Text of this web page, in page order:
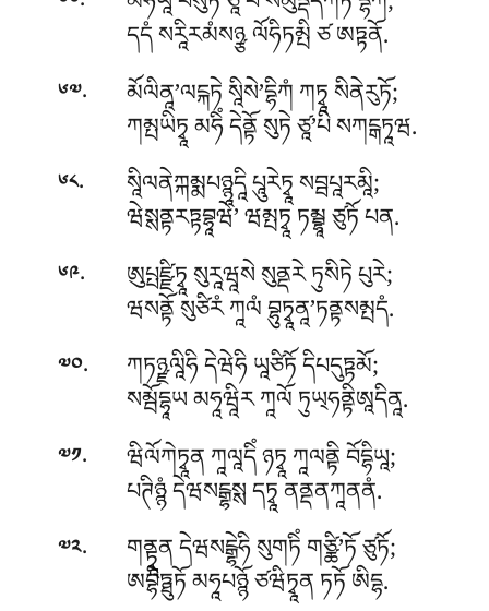
དདཾ སརཱིརམཾསཉྩ ལོཧིཏམྤི ཙ ཨཏྟནོ.
༦༧. མོལིནཱ’ལངྐཏེ སཱིསེ’དྷིཀཾ ཀཏྭཱ སིནེརུཏོ;
ཀམྤཡིཏྭཱ མཧིཾ དེནྟོ སུཏེ ཙཱ’པི སཀངྒཏཱཝ.
༦༨. སཱིལནེཀྐམྨཔཉྙཱདཱི པཱུརེཏྭཱ སབྦཔཱརམཱི;
ཝེསྶནྟརཏྟབྷཱཝེ’ ཝམྤཏྭཱ ཏམྦྷཱ ཙུཏོ པན.
༦༩. ཨུཔྤཛྫིཏྭཱ སུརཱཝཱསེ སུནྡརེ ཏུསིཏེ པུརེ;
ཝསནྟོ སུཙིརཾ ཀཱལཾ བྷུཏྭཱནཱ’ཏནྟསམྤདཾ.
༧༠. ཀཏཉྫལཱིཧི དེཝེཧི ཡཱཙིཏོ དིཔདུཏྟམོ;
སམྦོདྷཱཡ མཧཱཝཱིར ཀཱལོ ཏུཡ྄ཧནྟིཨཱདིནཱ.
༧༡. ཝིལོཀེཏྭཱན ཀཱལཱདིཾ ཉཏྭཱ ཀཱལནྟི བོདྷིཡཱ;
པཊིཉྙཾ དེཝསངྒྷསྶ དཏྭཱ ནནྡནཀཱནནཾ.
༧༢. གནྟྭཱན དེཝསངྒྷེཧི སུགཏིཾ གཙྪི’ཏོ ཙུཏོ;
ཨབྷིཏྠུཏོ མཧཱཔཉྙོ ཙཝིཏྭཱན ཏཏོ ཨིདྷ.